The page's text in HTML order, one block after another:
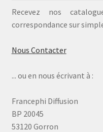
Recevez nos
correspondance sur
Nous Contacter
... ou en nous écrivant à :
Francephi Diffusion
BP 20045
53120 Gorron